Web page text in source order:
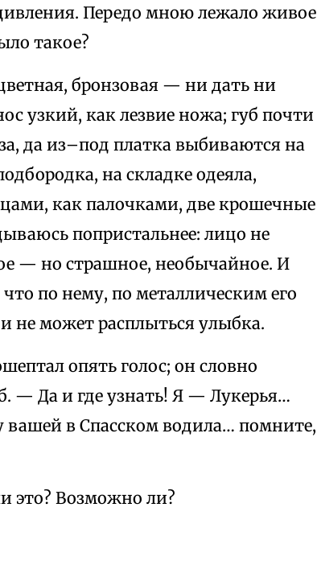
Передо мною лежало живое
такое?
бронзовая — ни дать ни
узкий, как лезвие ножа; губ почти
да из–под платка выбиваются на
на складке одеяла,
как палочками, две крошечные
попристальнее: лицо не
— но страшное, необычайное. И
по нему, по металлическим его
не может расплыться улыбка.
опять голос; он словно
— Да и где узнать! Я — Лукерья…
в Спасском водила… помните,
это? Возможно ли?